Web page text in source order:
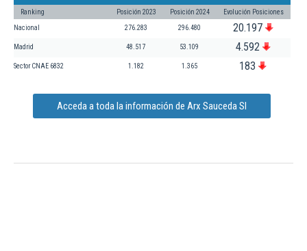
Ranking Posición 2023 Posición 2024 Evolución Posiciones
Nacional 276.283 296.480 20.197
Madrid 48.517 53.109 4.592
Sector CNAE 6832 1.182 1.365 183
Acceda a toda la información de Arx Sauceda Sl